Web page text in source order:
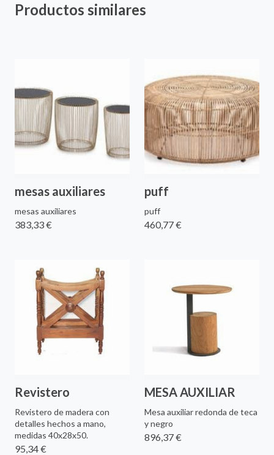
Productos similares
mesas auxiliares
mesas auxiliares
383,33 €
puff
puff
460,77 €
Revistero
Revistero de madera con
detalles hechos a mano,
medidas 40x28x50.
95,34 €
MESA AUXILIAR
Mesa auxiliar redonda de teca
y negro
896,37 €